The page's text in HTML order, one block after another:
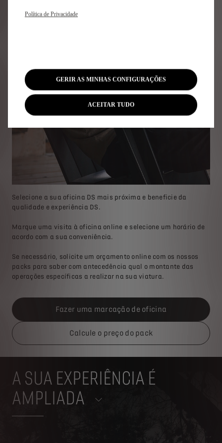
Selecione a sua oficina DS mais próxima e beneficie da
qualidade e experiência DS.
Marque uma visita à oficina online e selecione um horário de
acordo com a sua conveniência.
Se necessário, solicite um orçamento online com os nossos
packs para saber com antecedência qual o montante das
operações específicas a realizar na sua viatura.
Fazer uma marcação de oficina
Calcule o preço do pack
A SUA EXPERIÊNCIA É
AMPLIADA
Política de Privacidade
GERIR AS MINHAS CONFIGURAÇÕES
ACEITAR TUDO